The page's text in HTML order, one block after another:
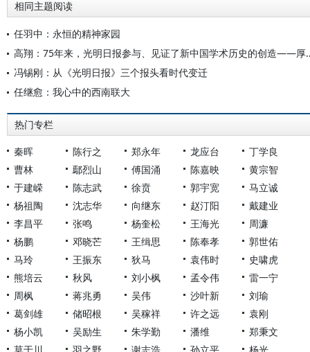
相同主题阅读
任羽中：永恒的精神家园
高翔：75年来，光明日
冯锡刚：从《光明日报》三个报头看时代变迁
任继愈：我心中的西南联大
热门专栏
秦晖 陈行之 郑永年 龙应台
丁学良
曹林
鄢烈山 傅国涌 陈嘉映
黄宗智
于建嵘
陈志武 徐贲 郭宇宽
马立诚
杨祖陶
沈志华 向继东 赵汀阳
戴建业
李昌平
张鸣 杨奎松 王海光
周濂
杨鹏
邓晓芒 王缉思 陈奉孝
郭世佑
马玲
王振东 狄马 袁伟时
史啸虎
熊培云
秋风 刘小枫 孟令伟
雷一宁
周枫
蒋兆勇 吴伟 沙叶新
刘瑜
葛剑雄
储昭根 吴稼祥 许之远
袁刚
杨小凯
吴励生 朱学勤 潘维
郑秉文